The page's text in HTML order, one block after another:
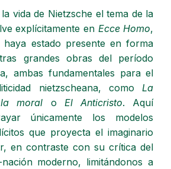
vida de Nietzsche el tema de la
explícitamente en Ecce Homo,
estado presente en forma
grandes obras del período
ambas fundamentales para el
nietzscheana, comoLa
moral o El Anticristo. Aquí
únicamente los modelos
que proyecta el imaginario
en contraste con su crítica del
nación moderno, limitándonos a